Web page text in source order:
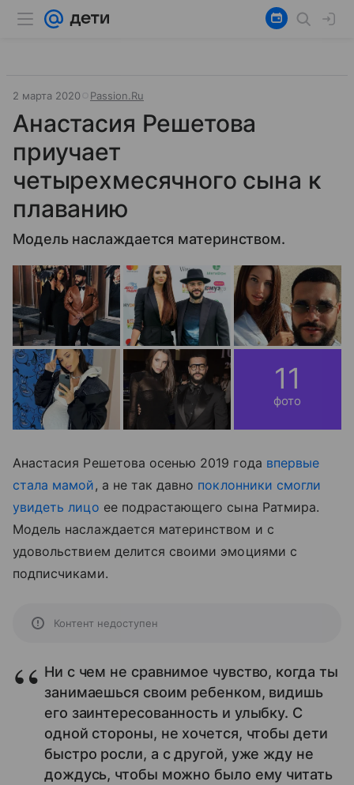
2 марта 2020 Passion.Ru
Анастасия Решетова
приучает
четырехмесячного сына к
плаванию
Модель наслаждается материнством.
11
фото
Анастасия Решетова осенью 2019 года впервые
стала мамой , а не так давно поклонники смогли
увидеть лицо ее подрастающего сына Ратмира.
Модель наслаждается материнством и с
удовольствием делится своими эмоциями с
подписчиками.
Контент недоступен
Ни с чем не сравнимое чувство, когда ты
занимаешься своим ребенком, видишь
его заинтересованность и улыбку. С
одной стороны, не хочется, чтобы дети
быстро росли, а с другой, уже жду не
дождусь, чтобы можно было ему читать